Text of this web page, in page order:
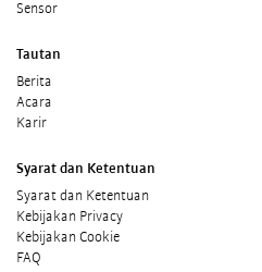
Sensor
Tautan
Berita
Acara
Karir
Syarat dan Ketentuan
Syarat dan Ketentuan
Kebijakan Privacy
Kebijakan Cookie
FAQ